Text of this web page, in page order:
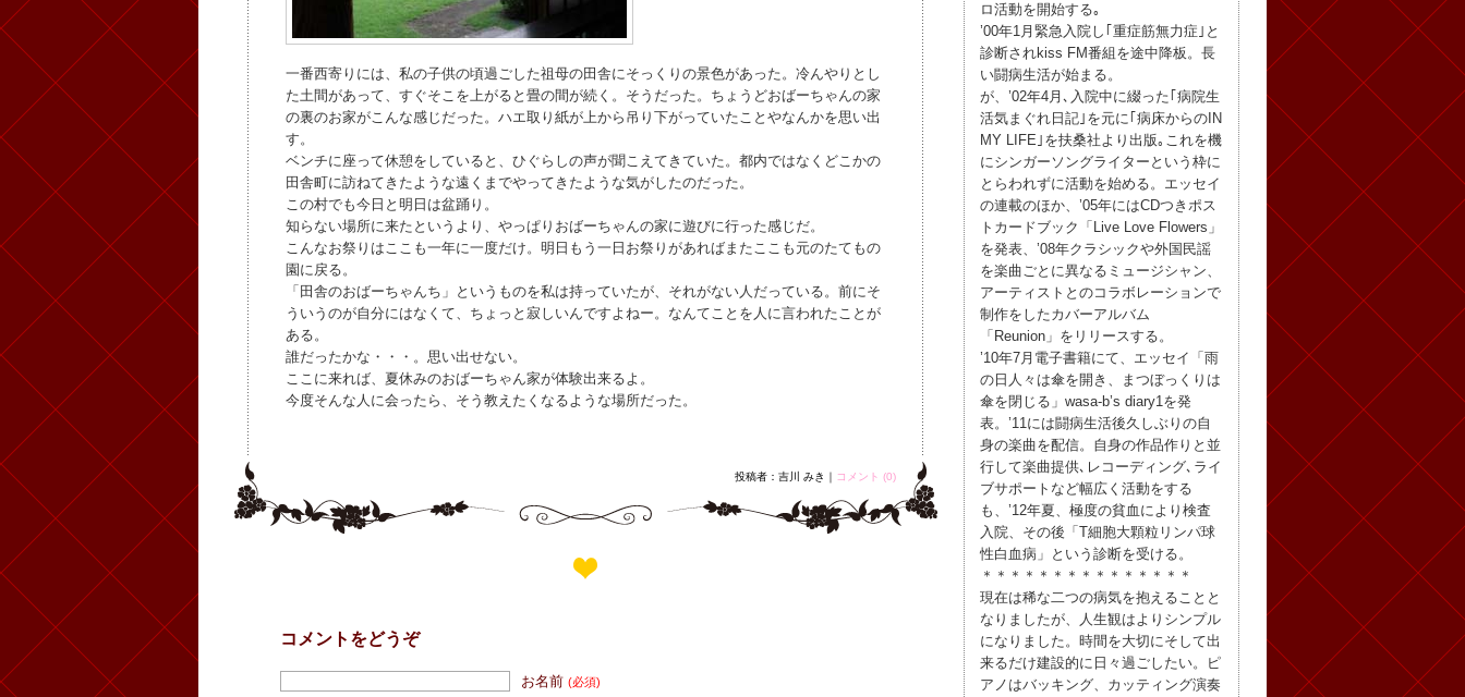
一番西寄りには、私の子供の頃過ごした祖母の田舎にそっくりの景色があった。冷んやりとし
た土間があって、すぐそこを上がると畳の間が続く。そうだった。ちょうどおばーちゃんの家
の裏のお家がこんな感じだった。ハエ取り紙が上から吊り下がっていたことやなんかを思い出
す。
ベンチに座って休憩をしていると、ひぐらしの声が聞こえてきていた。都内ではなくどこかの
田舎町に訪ねてきたような遠くまでやってきたような気がしたのだった。
この村でも今日と明日は盆踊り。
知らない場所に来たというより、やっぱりおばーちゃんの家に遊びに行った感じだ。
こんなお祭りはここも一年に一度だけ。明日もう一日お祭りがあればまたここも元のたてもの
園に戻る。
「田舎のおばーちゃんち」というものを私は持っていたが、それがない人だっている。前にそ
ういうのが自分にはなくて、ちょっと寂しいんですよねー。なんてことを人に言われたことが
ある。
誰だったかな・・・。思い出せない。
ここに来れば、夏休みのおばーちゃん家が体験出来るよ。
今度そんな人に会ったら、そう教えたくなるような場所だった。
投稿者：吉川 みき｜ コメント (0)
コメントをどうぞ
お名前(必須)
ロ活動を開始する｡
’00年1月緊急入院し｢重症筋無力症｣と
診断されkiss FM番組を途中降板。長
い闘病生活が始まる。
が、’02年4月､入院中に綴った｢病院生
活気まぐれ日記｣を元に｢病床からのIN
MY LIFE｣を扶桑社より出版｡これを機
にシンガーソングライターという枠に
とらわれずに活動を始める。エッセイ
の連載のほか、’05年にはCDつきポス
トカードブック「Live Love Flowers」
を発表、’08年クラシックや外国民謡
を楽曲ごとに異なるミュージシャン、
アーティストとのコラボレーションで
制作をしたカバーアルバム
「Reunion」をリリースする。
’10年7月電子書籍にて、エッセイ「雨
の日人々は傘を開き、まつぼっくりは
傘を閉じる」wasa-b’s diary1を発
表。’11には闘病生活後久しぶりの自
身の楽曲を配信。自身の作品作りと並
行して楽曲提供､レコーディング､ライ
ブサポートなど幅広く活動をする
も、’12年夏、極度の貧血により検査
入院、その後「T細胞大顆粒リンパ球
性白血病」という診断を受ける。
＊＊＊＊＊＊＊＊＊＊＊＊＊＊＊
現在は稀な二つの病気を抱えることと
なりましたが、人生観はよりシンプル
になりました。時間を大切にそして出
来るだけ建設的に日々過ごしたい。ピ
アノはバッキング、カッティング演奏